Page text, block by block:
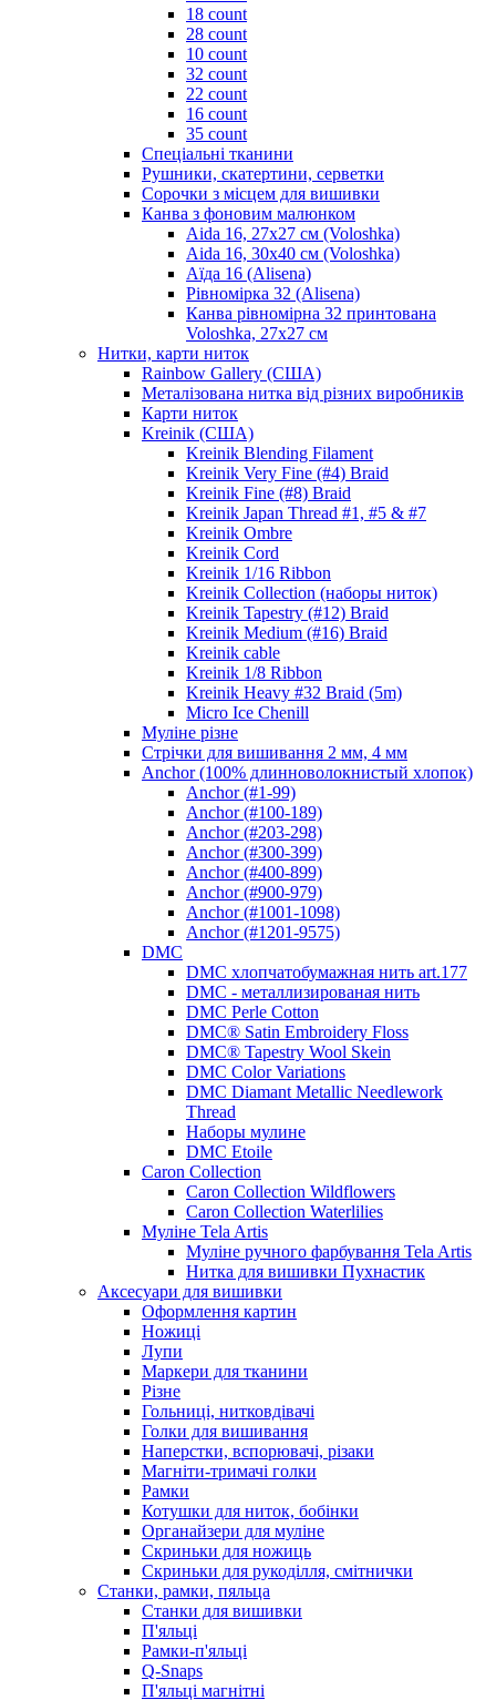
18 count
28 count
10 count
32 count
22 count
16 count
35 count
Спеціальні тканини
Рушники, скатертини, серветки
Сорочки з місцем для вишивки
Канва з фоновим малюнком
Aida 16, 27х27 см (Voloshka)
Aida 16, 30х40 см (Voloshka)
Аїда 16 (Alisena)
Рівномірка 32 (Alisena)
Канва рівномірна 32 принтована
Voloshka, 27х27 см
Нитки, карти ниток
Rainbow Gallery (США)
Металізована нитка від різних виробників
Карти ниток
Kreinik (США)
Kreinik Blending Filament
Kreinik Very Fine (#4) Braid
Kreinik Fine (#8) Braid
Kreinik Japan Thread #1, #5 & #7
Kreinik Ombre
Kreinik Cord
Kreinik 1/16 Ribbon
Kreinik Collection (наборы ниток)
Kreinik Tapestry (#12) Braid
Kreinik Medium (#16) Braid
Kreinik cable
Kreinik 1/8 Ribbon
Kreinik Heavy #32 Braid (5m)
Micro Ice Chenill
Муліне різне
Стрічки для вишивання 2 мм, 4 мм
Anchor (100% длинноволокнистый хлопок)
Anchor (#1-99)
Anchor (#100-189)
Anchor (#203-298)
Anchor (#300-399)
Anchor (#400-899)
Anchor (#900-979)
Anchor (#1001-1098)
Anchor (#1201-9575)
DMC
DMC хлопчатобумажная нить art.177
DMC - металлизированая нить
DMC Perle Cotton
DMC® Satin Embroidery Floss
DMC® Tapestry Wool Skein
DMC Color Variations
DMC Diamant Metallic Needlework
Thread
Наборы мулине
DMC Etoile
Caron Collection
Caron Collection Wildflowers
Caron Collection Waterlilies
Муліне Tela Artis
Муліне ручного фарбування Tela Artis
Нитка для вишивки Пухнастик
Аксесуари для вишивки
Оформлення картин
Ножиці
Лупи
Маркери для тканини
Різне
Гольниці, нитковдівачі
Голки для вишивання
Наперстки, вспорювачі, різаки
Магніти-тримачі голки
Рамки
Котушки для ниток, бобінки
Органайзери для муліне
Скриньки для ножиць
Скриньки для рукоділля, смітнички
Станки, рамки, пяльца
Станки для вишивки
П'яльці
Рамки-п'яльці
Q-Snaps
П'яльці магнітні